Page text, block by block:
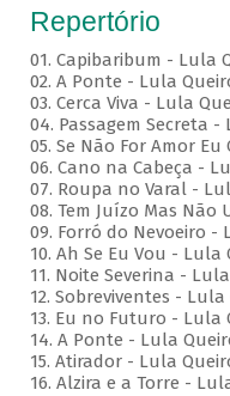
Repertório
01. Capibaribum - Lula
02. A Ponte - Lula
03. Cerca Viva - Lula
04. Passagem Secreta
05. Se Não For Amor
06. Cano na Cabeça -
07. Roupa no Varal -
08. Tem Juízo Mas Não
09. Forró do Nevoeiro -
10. Ah Se Eu Vou - Lula
11. Noite Severina -
12. Sobreviventes -
13. Eu no Futuro - Lula
14. A Ponte - Lula
15. Atirador - Lula
16. Alzira e a Torre -